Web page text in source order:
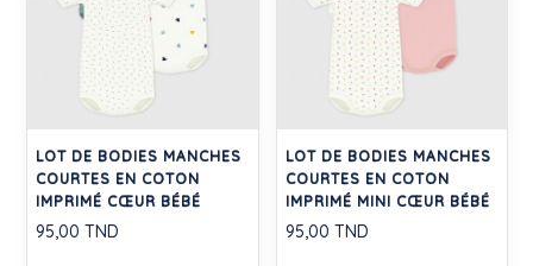
LOT DE BODIES MANCHES
COURTES EN COTON
IMPRIMÉ CŒUR BÉBÉ
95,00 TND
LOT DE BODIES MANCHES
COURTES EN COTON
IMPRIMÉ MINI CŒUR BÉBÉ
95,00 TND